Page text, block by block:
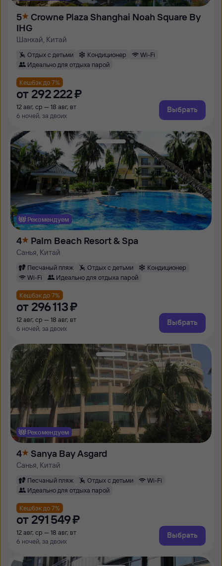
5
Crowne Plaza Shanghai Noah Square By
IHG
Шанхай, Китай
Отдых с детьми Кондиционер
Wi-Fi
Идеально для отдыха парой
Кешбэк до 7%
от 292 ⁠222 ⁠₽
12 авг, ср — 18 авг, вт
6 ночей, за двоих
Выбрать
Рекомендуем
4 Palm Beach Resort & Spa
Санья, Китай
Песчаный пляж Отдых с детьми
Кондиционер
Wi-Fi
Идеально для отдыха парой
Кешбэк до 7%
от 296 ⁠113 ⁠₽
12 авг, ср — 18 авг, вт
6 ночей, за двоих
Выбрать
Рекомендуем
4 Sanya Bay Asgard
Санья, Китай
Песчаный пляж Отдых с детьми
Wi-Fi
Идеально для отдыха парой
Кешбэк до 7%
от 291 ⁠549 ⁠₽
12 авг, ср — 18 авг, вт
6 ночей, за двоих
Выбрать